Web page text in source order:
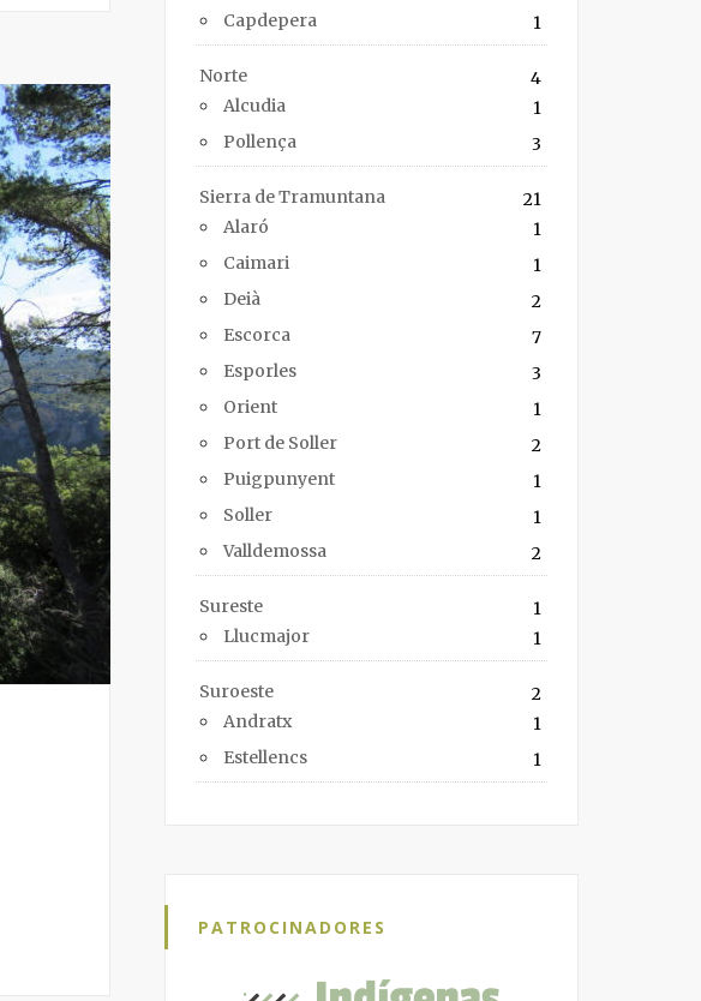
Capdepera
1
Norte
4
Alcudia
1
Pollença
3
Sierra de Tramuntana
21
Alaró
1
Caimari
1
Deià
2
Escorca
7
Esporles
3
Orient
1
Port de Soller
2
Puigpunyent
1
Soller
1
Valldemossa
2
Sureste
1
Llucmajor
1
Suroeste
2
Andratx
1
Estellencs
1
PATROCINADORES